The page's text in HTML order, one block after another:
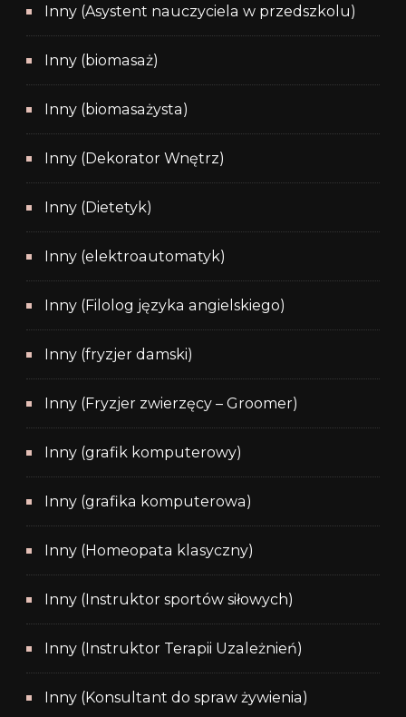
Inny (Asystent nauczyciela w przedszkolu)
Inny (biomasaż)
Inny (biomasażysta)
Inny (Dekorator Wnętrz)
Inny (Dietetyk)
Inny (elektroautomatyk)
Inny (Filolog języka angielskiego)
Inny (fryzjer damski)
Inny (Fryzjer zwierzęcy – Groomer)
Inny (grafik komputerowy)
Inny (grafika komputerowa)
Inny (Homeopata klasyczny)
Inny (Instruktor sportów siłowych)
Inny (Instruktor Terapii Uzależnień)
Inny (Konsultant do spraw żywienia)